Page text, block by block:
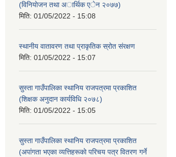
(विनियाेजन तथा अार्थिक एेन २०७७)
मिति: 01/05/2022 - 15:08
स्थानीय वातावरण तथा प्राकृतिक स्रोत संरक्षण
मिति: 01/05/2022 - 15:07
सुस्ता गाउँपालिका स्थानिय राजपत्रमा प्रकाशित
(शिक्षक अनुदान कार्यविधि २०७८)
मिति: 01/05/2022 - 15:05
सुस्ता गाउँपालिका स्थानिय राजपत्रमा प्रकाशित
(अपांगता भएका व्यत्तिहरूकाे परिचय पत्र वितरण गर्ने